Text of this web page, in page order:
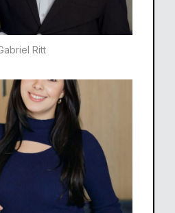
Ritt